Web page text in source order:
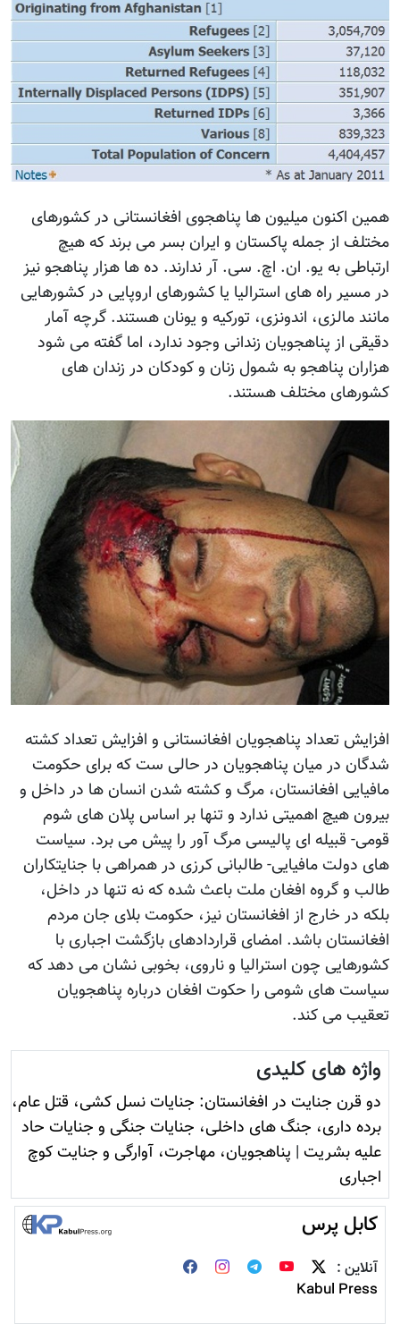
اکنون میلیون ها پناهجوی افغانستانی در کشورهای
از جمله پاکستان و ایران بسر می برند که هیچ
به یو. ان. اچ. سی. آر ندارند. ده ها هزار پناهجو نیز
مسیر راه های استرالیا یا کشورهای اروپایی در کشورهایی
مالزی، اندونزی، تورکیه و یونان هستند. گرچه آمار
از پناهجویان زندانی وجود ندارد، اما گفته می شود
پناهجو به شمول زنان و کودکان در زندان های
مختلف هستند.
تعداد پناهجویان افغانستانی و افزایش تعداد کشته
در میان پناهجویان در حالی ست که برای حکومت
افغانستان، مرگ و کشته شدن انسان ها در داخل و
هیچ اهمیتی ندارد و تنها بر اساس پلان های شوم
قبیله ای پالیسی مرگ آور را پیش می برد. سیاست
دولت مافیایی- طالبانی کرزی در همراهی با جنایتکاران
و گروه افغان ملت باعث شده که نه تنها در داخل،
در خارج از افغانستان نیز، حکومت بلای جان مردم
باشد. امضای قراردادهای بازگشت اجباری با
چون استرالیا و ناروی، بخوبی نشان می دهد که
های شومی را حکوت افغان درباره پناهجویان
می کند.
واژه های کلیدی
دو قرن جنایت در افغانستان: جنایات نسل کشی، قتل عام،
برده داری، جنگ های داخلی، جنایات جنگی و جنایات حاد
علیه بشریت|پناهجویان، مهاجرت، آوارگی و جنایت کوچ
اجباری
کابل پرس
آنلاین :
Kabul Press